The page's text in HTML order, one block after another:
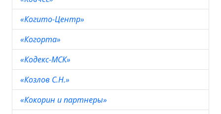
«Когито-Центр»
«Когорта»
«Кодекс-МСК»
«Козлов С.Н.»
«Кокорин и партнеры»